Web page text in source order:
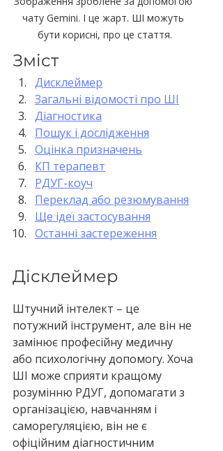
чату Gemini. І це жарт. ШІ можуть
бути корисні, про це стаття.
Зміст
Дисклеймер
Загальні відомості про ШІ
Діагностика
Пошук і дослідження
Оцінка призначень
КП терапевт
РДУГ-коуч
Переклад або резюмування
Ще ідеї застосування
Останні застереження
Дісклеймер
Штучний інтелект – це
потужний інструмент, але він не
замінює професійну медичну
або психологічну допомогу. Хоча
ШІ може сприяти кращому
розумінню РДУГ, допомагати з
організацією, навчанням і
саморегуляцією, він не є
офіційним діагностичним